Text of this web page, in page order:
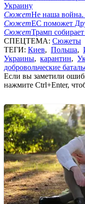
Украину
СюжетНе наша
СюжетЕС поможет
СюжетТрамп
СПЕЦТЕМА: Сюжеты
ТЕГИ: Киев, Польша,
Украины, карантин,
добровольческие
Если вы заметили
нажмите Ctrl+Enter,